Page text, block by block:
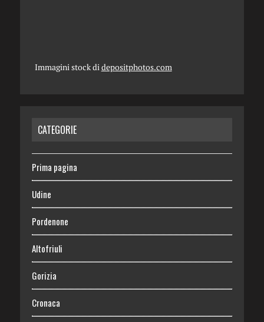
Immagini stock di depositphotos.com
CATEGORIE
Prima pagina
Udine
Pordenone
Altofriuli
Gorizia
Cronaca